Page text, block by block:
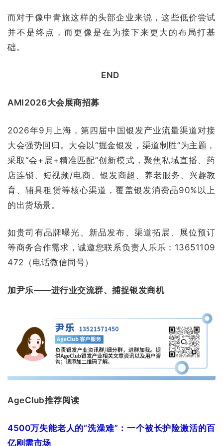
而对于像中青旅这样的头部企业来说，这些低价尝试
并不是终点，而更像是在为接下来更大的布局打基
础。
END
AMI2026大会展商招募
2026年9月上海，第四届中国银发产业流量渠道对接
大会强势回归。大会以“掘金银发，渠道制胜”为主题，
采取“会+展+精准匹配”创新模式，聚焦私域直播、药
店连锁、短视频/电商、银发商超、养老服务、兴趣教
育、辅具租赁等核心渠道，覆盖银发消费品90%以上
的出货场景。
如贵司有品牌曝光、新品发布、渠道拓展、展位预订
等商务合作需求，诚邀您联系负责人乐乐：13651109
472（电话微信同号）
加尹乐——进行业交流群、捕捉银发商机
AgeClub推荐阅读
4500万失能老人的“洗澡难”：一个被长护险激活的百
亿刚需市场